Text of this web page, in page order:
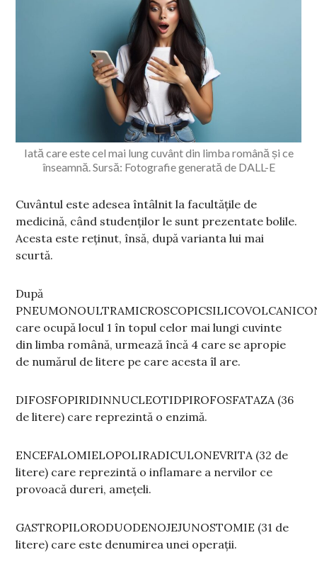
Iată care este cel mai lung cuvânt din limba română și ce
înseamnă. Sursă: Fotografie generată de DALL-E
Cuvântul este adesea întâlnit la facultățile de
medicină, când studenților le sunt prezentate bolile.
Acesta este reținut, însă, după varianta lui mai
scurtă.
După
care ocupă locul 1 în topul celor mai lungi cuvinte
din limba română, urmează încă 4 care se apropie
de numărul de litere pe care acesta îl are.
DIFOSFOPIRIDINNUCLEOTIDPIROFOSFATAZA (36
de litere) care reprezintă o enzimă.
ENCEFALOMIELOPOLIRADICULONEVRITA (32 de
litere) care reprezintă o inflamare a nervilor ce
provoacă dureri, amețeli.
GASTROPILORODUODENOJEJUNOSTOMIE (31 de
litere) care este denumirea unei operații.